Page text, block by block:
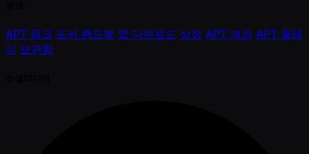
APT 링크 포커 핸드북 앱 다운로드 상점 APT 계정 APT 플레
이 보관함